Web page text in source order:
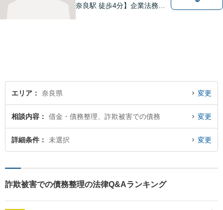
奈良駅 徒歩4分】企業法務／
エリア 奈良県 変更
相談内容 借金・債務整理、詐欺被害での債務 変更
詳細条件 未選択 変更
詐欺被害での債務整理の法律Q&Aランキング